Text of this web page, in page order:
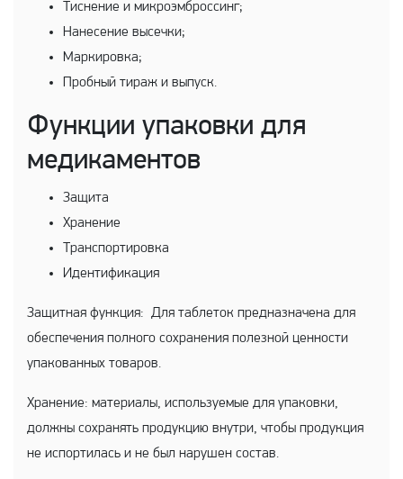
Тиснение и микроэмброссинг;
Нанесение высечки;
Маркировка;
Пробный тираж и выпуск.
Функции упаковки для
медикаментов
Защита
Хранение
Транспортировка
Идентификация
Защитная функция: Для таблеток предназначена для
обеспечения полного сохранения полезной ценности
упакованных товаров.
Хранение: материалы, используемые для упаковки,
должны сохранять продукцию внутри, чтобы продукция
не испортилась и не был нарушен состав.